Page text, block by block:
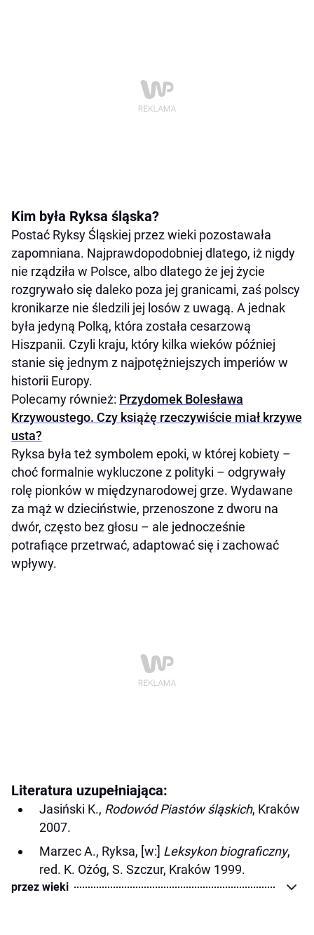
Kim była Ryksa śląska?
Postać Ryksy Śląskiej przez wieki pozostawała
zapomniana. Najprawdopodobniej dlatego, iż nigdy
nie rządziła w Polsce, albo dlatego że jej życie
rozgrywało się daleko poza jej granicami, zaś polscy
kronikarze nie śledzili jej losów z uwagą. A jednak
była jedyną Polką, która została cesarzową
Hiszpanii. Czyli kraju, który kilka wieków później
stanie się jednym z najpotężniejszych imperiów w
historii Europy.
Polecamy również: Przydomek Bolesława
Krzywoustego. Czy książę rzeczywiście miał krzywe
usta?
Ryksa była też symbolem epoki, w której kobiety –
choć formalnie wykluczone z polityki – odgrywały
rolę pionków w międzynarodowej grze. Wydawane
za mąż w dzieciństwie, przenoszone z dworu na
dwór, często bez głosu – ale jednocześnie
potrafiące przetrwać, adaptować się i zachować
wpływy.
Literatura uzupełniająca:
Jasiński K., Rodowód Piastów śląskich, Kraków
2007.
Marzec A., Ryksa, [w:] Leksykon biograficzny,
red. K. Ożóg, S. Szczur, Kraków 1999.
przez wieki